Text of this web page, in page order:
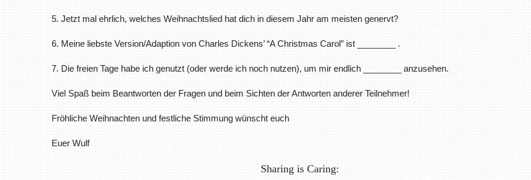
5. Jetzt mal ehrlich, welches Weihnachtslied hat dich in diesem Jahr am meisten genervt?
6. Meine liebste Version/Adaption von Charles Dickens’ “A Christmas Carol” ist ________ .
7. Die freien Tage habe ich genutzt (oder werde ich noch nutzen), um mir endlich ________ anzusehen.
Viel Spaß beim Beantworten der Fragen und beim Sichten der Antworten anderer Teilnehmer!
Fröhliche Weihnachten und festliche Stimmung wünscht euch
Euer Wulf
Sharing is Caring: